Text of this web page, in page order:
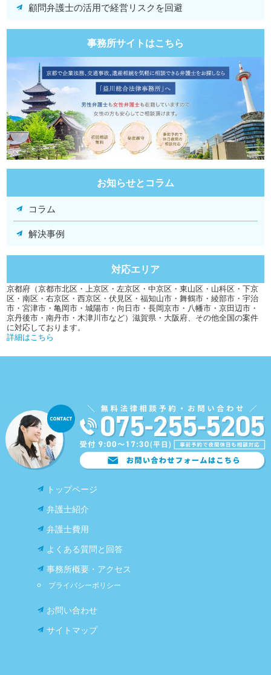
顧問弁護士の活用で経営リスクを回避
事務所サイトはこちら
お知らせとコラム
コラム
解決事例
対応エリア
京都府（京都市北区・上京区・左京区・中京区・東山区・山科区・下京
区・南区・右京区・西京区・伏見区・福知山市・舞鶴市・綾部市・宇治
市・宮津市・亀岡市・城陽市・向日市・長岡京市・八幡市・京田辺市・
京丹後市・南丹市・木津川市など）滋賀県・大阪府、その他全国の案件
に対応しております。
詳細はこちら
トップページ
弁護士紹介
弁護士費用
よくある質問と回答
事務所概要・アクセス
プライバシーポリシー
お問い合わせ
サイトマップ